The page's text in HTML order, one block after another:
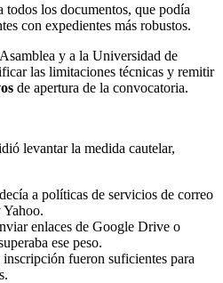
todos los documentos, que podía
con expedientes más robustos.
y a la Universidad de
las limitaciones técnicas y remitir
de apertura de la convocatoria.
levantar la medida cautelar,
a políticas de servicios de correo
enlaces de Google Drive o
ese peso.
fueron suficientes para